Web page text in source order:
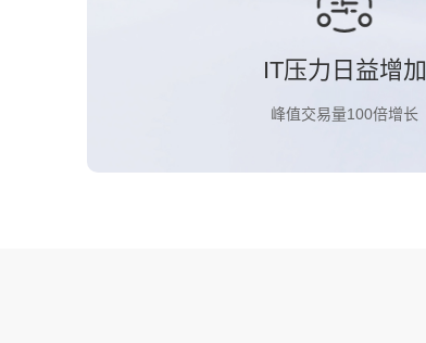
IT压力日益增加
峰值交易量100倍增长